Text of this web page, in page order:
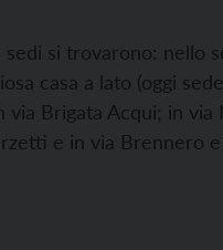
si trovarono: nello
casa a lato (oggi
Brigata Acqui; in
e in via Brennero